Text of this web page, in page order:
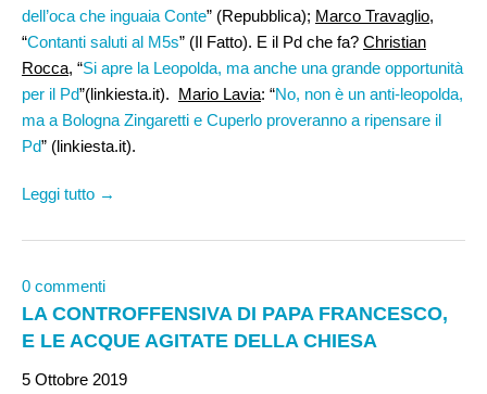
dell’oca che inguaia Conte” (Repubblica); Marco Travaglio,
“Contanti saluti al M5s” (Il Fatto). E il Pd che fa? Christian
Rocca, “Si apre la Leopolda, ma anche una grande opportunità
per il Pd”(linkiesta.it). Mario Lavia: “No, non è un anti-leopolda,
ma a Bologna Zingaretti e Cuperlo proveranno a ripensare il
Pd” (linkiesta.it).
Leggi tutto →
0 commenti
LA CONTROFFENSIVA DI PAPA FRANCESCO,
E LE ACQUE AGITATE DELLA CHIESA
5 Ottobre 2019